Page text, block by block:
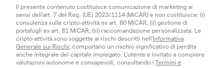
Il presente contenuto costituisce comunicazione di marketing ai
sensi dell'art. 7 del Reg. (UE) 2023/1114 (MiCAR) e non costituisce: (i)
consulenza sulle cripto-attività ex art. 80 MiCAR; (ii) gestione di
portafogli ex art. 81 MiCAR; (iii) raccomandazione personalizzata. Le
cripto-attività sono soggette ai rischi descritti nell'Informativa
Generale sui Rischi; comportano un rischio significativo di perdita
anche integrale del capitale impiegato. L’utente è invitato a compiere
valutazioni autonome e consapevoli, consultando i Termini e